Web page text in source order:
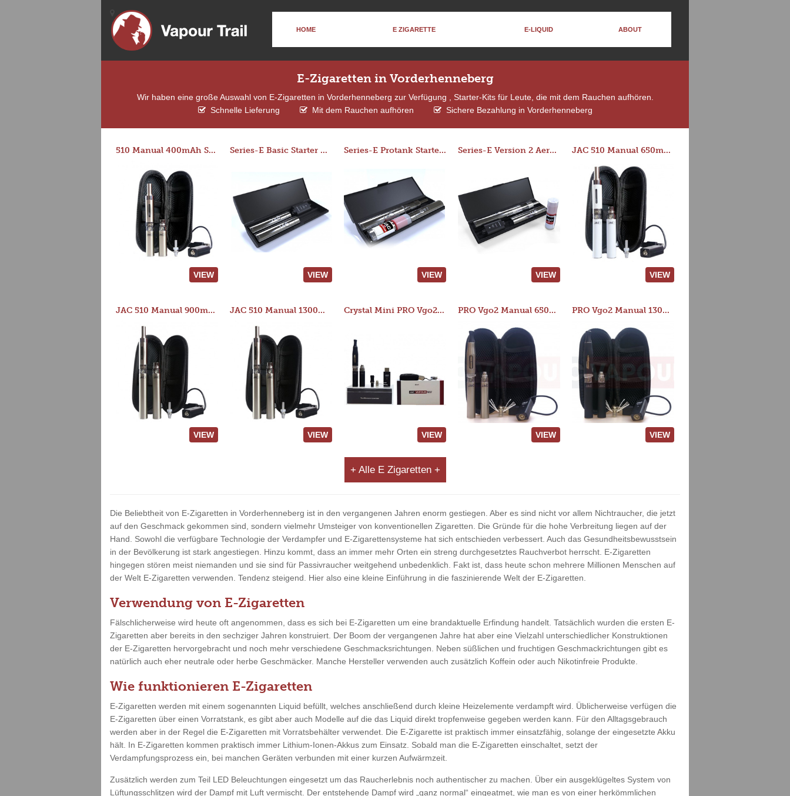
HOME E ZIGARETTE E-LIQUID ABOUT
E-Zigaretten in Vorderhenneberg
Wir haben eine große Auswahl von E-Zigaretten in Vorderhenneberg zur Verfügung , Starter-Kits für Leute, die mit dem Rauchen aufhören.
Schnelle Lieferung
Mit dem Rauchen aufhören Sichere Bezahlung in Vorderhenneberg
510 Manual 400mAh Starter Kit
VIEW
Series-E Basic Starter Kit (No Tank)
VIEW
Series-E Protank Starter Kit
VIEW
Series-E Version 2 Aero Tank Starter Kit
VIEW
JAC 510 Manual 650mAh Starter Kit
VIEW
JAC 510 Manual 900mAh Starter Kit
VIEW
JAC 510 Manual 1300mAh Starter Kit
VIEW
Crystal Mini PRO Vgo2 Manual 400mAh Kit
VIEW
PRO Vgo2 Manual 650mAh Kit
VIEW
PRO Vgo2 Manual 1300mAh Kit
VIEW
+ Alle E Zigaretten +
Die Beliebtheit von E-Zigaretten in Vorderhenneberg ist in den vergangenen Jahren enorm gestiegen. Aber es sind nicht vor allem Nichtraucher, die jetzt
auf den Geschmack gekommen sind, sondern vielmehr Umsteiger von konventionellen Zigaretten. Die Gründe für die hohe Verbreitung liegen auf der
Hand. Sowohl die verfügbare Technologie der Verdampfer und E-Zigarettensysteme hat sich entschieden verbessert. Auch das Gesundheitsbewusstsein
in der Bevölkerung ist stark angestiegen. Hinzu kommt, dass an immer mehr Orten ein streng durchgesetztes Rauchverbot herrscht. E-Zigaretten
hingegen stören meist niemanden und sie sind für Passivraucher weitgehend unbedenklich. Fakt ist, dass heute schon mehrere Millionen Menschen auf
der Welt E-Zigaretten verwenden. Tendenz steigend. Hier also eine kleine Einführung in die faszinierende Welt der E-Zigaretten.
Verwendung von E-Zigaretten
Fälschlicherweise wird heute oft angenommen, dass es sich bei E-Zigaretten um eine brandaktuelle Erfindung handelt. Tatsächlich wurden die ersten E-
Zigaretten aber bereits in den sechziger Jahren konstruiert. Der Boom der vergangenen Jahre hat aber eine Vielzahl unterschiedlicher Konstruktionen
der E-Zigaretten hervorgebracht und noch mehr verschiedene Geschmacksrichtungen. Neben süßlichen und fruchtigen Geschmackrichtungen gibt es
natürlich auch eher neutrale oder herbe Geschmäcker. Manche Hersteller verwenden auch zusätzlich Koffein oder auch Nikotinfreie Produkte.
Wie funktionieren E-Zigaretten
E-Zigaretten werden mit einem sogenannten Liquid befüllt, welches anschließend durch kleine Heizelemente verdampft wird. Üblicherweise verfügen die
E-Zigaretten über einen Vorratstank, es gibt aber auch Modelle auf die das Liquid direkt tropfenweise gegeben werden kann. Für den Alltagsgebrauch
werden aber in der Regel die E-Zigaretten mit Vorratsbehälter verwendet. Die E-Zigarette ist praktisch immer einsatzfähig, solange der eingesetzte Akku
hält. In E-Zigaretten kommen praktisch immer Lithium-Ionen-Akkus zum Einsatz. Sobald man die E-Zigaretten einschaltet, setzt der
Verdampfungsprozess ein, bei manchen Geräten verbunden mit einer kurzen Aufwärmzeit.
Zusätzlich werden zum Teil LED Beleuchtungen eingesetzt um das Raucherlebnis noch authentischer zu machen. Über ein ausgeklügeltes System von
Lüftungsschlitzen wird der Dampf mit Luft vermischt. Der entstehende Dampf wird „ganz normal“ eingeatmet, wie man es von einer herkömmlichen